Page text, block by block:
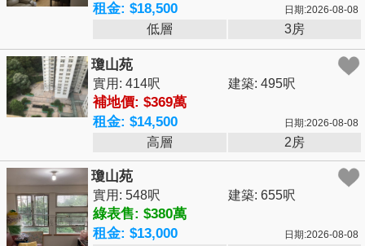
租金: $18,500 日期:2026-08-08
低層 3房
瓊山苑
實用: 414呎 建築: 495呎
補地價: $369萬
租金: $14,500
日期:2026-08-08
高層 2房
瓊山苑
實用: 548呎 建築: 655呎
綠表售: $380萬
租金: $13,000
日期:2026-08-08